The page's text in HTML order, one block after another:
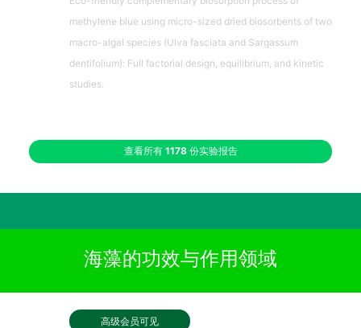
methylene blue using micro-sized dried biosorbents of two
macro-algal species (Ulva fasciata and Sargassum
dentifolium): Full factorial design, equilibrium, and kinetic
studies.
查看所有 1178份实验报告
海藻的功效与作用领域
高级会员可见